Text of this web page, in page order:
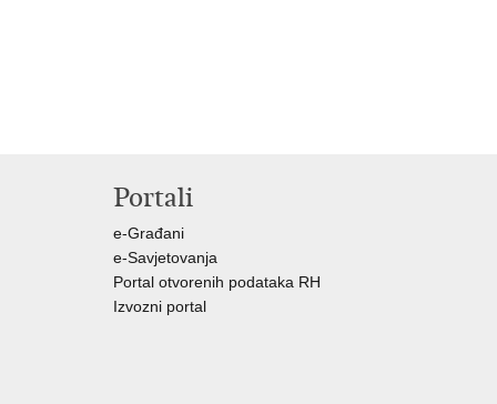
Portali
e-Građani
e-Savjetovanja
Portal otvorenih podataka RH
Izvozni portal